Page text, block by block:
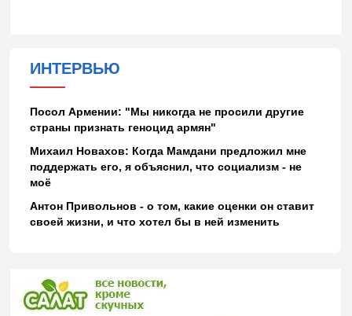
ИНТЕРВЬЮ
Посол Армении: "Мы никогда не просили другие
страны признать геноцид армян"
Михаил Новахов: Когда Мамдани предложил мне
поддержать его, я объяснил, что социализм - не
моё
Антон Привольнов - о том, какие оценки он ставит
своей жизни, и что хотел бы в ней изменить